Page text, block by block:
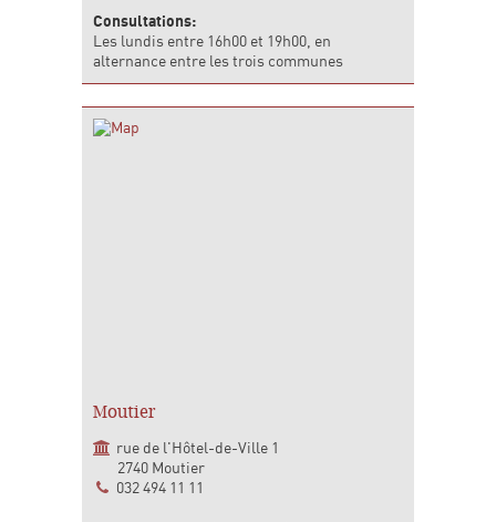
Consultations:
Les lundis entre 16h00 et 19h00, en
alternance entre les trois communes
Moutier
rue de l'Hôtel-de-Ville 1
2740 Moutier
032 494 11 11